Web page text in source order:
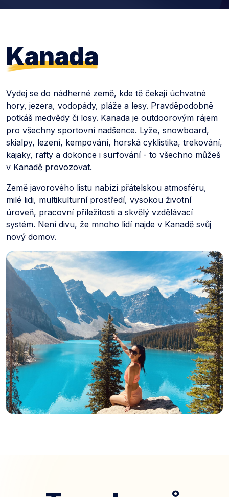
Kanada
Vydej se do nádherné země, kde tě čekají úchvatné
hory, jezera, vodopády, pláže a lesy. Pravděpodobně
potkáš medvědy či losy. Kanada je outdoorovým rájem
pro všechny sportovní nadšence. Lyže, snowboard,
skialpy, lezení, kempování, horská cyklistika, trekování,
kajaky, rafty a dokonce i surfování - to všechno můžeš
v Kanadě provozovat.
Země javorového listu nabízí přátelskou atmosféru,
milé lidi, multikulturní prostředí, vysokou životní
úroveň, pracovní příležitosti a skvělý vzdělávací
systém. Není divu, že mnoho lidí najde v Kanadě svůj
nový domov.